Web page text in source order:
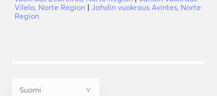
Vilela, Norte Region | Jahdin vuokraus Avintes, Norte
Region